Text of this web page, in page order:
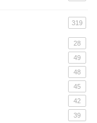
319
28
49
48
45
42
39